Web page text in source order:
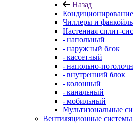
Назад
Кондиционирование
Чиллеры и
Настенная сплит-
- напольный
- наружный блок
- кассетный
- напольно-
- внутренний блок
- колонный
- канальный
- мобильный
Мультизональные
Вентиляционные